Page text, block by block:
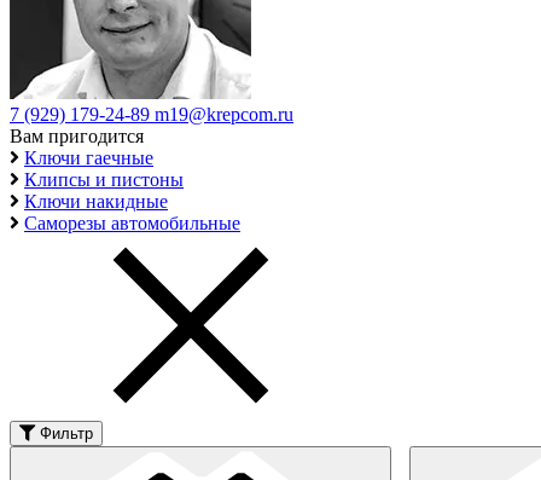
7 (929) 179-24-89 m19@krepcom.ru
Вам пригодится
Ключи гаечные
Клипсы и пистоны
Ключи накидные
Саморезы автомобильные
Фильтр